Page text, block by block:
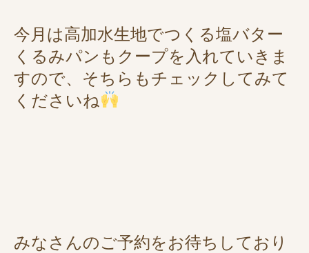
今月は高加水生地でつくる塩バター
くるみパンもクープを入れていきま
すので、そちらもチェックしてみて
くださいね
みなさんのご予約をお待ちしており